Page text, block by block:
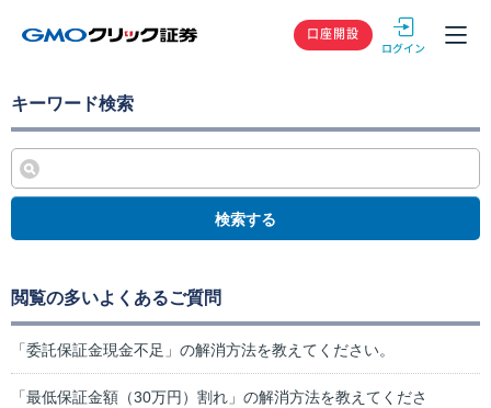
GMOクリック
口座開設
キーワード検索
検索する
閲覧の多いよくあるご質問
「委託保証金現金不足」の解消方法を教えてください。
「最低保証金額（30万円）割れ」の解消方法を教えてくださ